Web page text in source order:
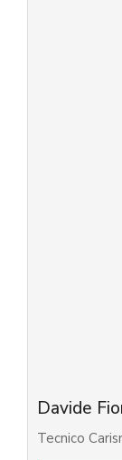
Davide
Tecnico